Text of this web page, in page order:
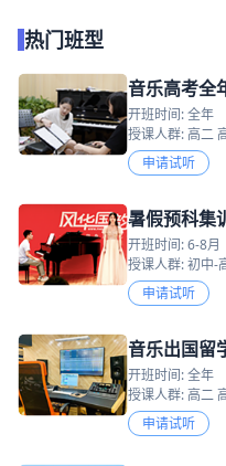
热门班型
音乐高考全
开班时间: 全年
授课人群: 高二
申请试听
暑假预科集
开班时间: 6-8月
授课人群: 初中-
申请试听
音乐出国留
开班时间: 全年
授课人群: 高二
申请试听